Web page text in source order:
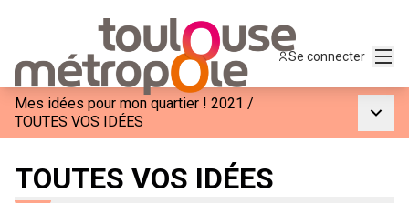
Se connecter
Mes idées pour mon quartier ! 2021 /
TOUTES VOS IDÉES
TOUTES VOS IDÉES